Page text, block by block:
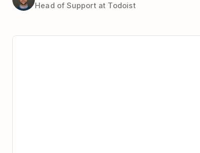
Head of Support at Todoist